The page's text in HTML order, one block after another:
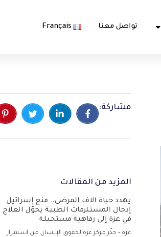
تواصل معنا Français
مشاركة:
المزيد من المقالات
يهدد حياة آلاف المرضى.. منع إسرائيل
إدخال المستلزمات الطبية يحوّل العلاج
في غزة إلى رفاهية مستحيلة
غزة – حذّر مركز غزة لحقوق الإنسان من استمرار